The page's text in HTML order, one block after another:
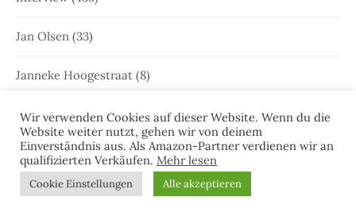
Jan Olsen (33)
Janneke Hoogestraat (8)
Jette Janssen(2)
Joost Kramer(22)
Juist(35)
Wir verwenden Cookies auf dieser Website. Wenn du die
Website weiter nutzt, gehen wir von deinem
Einverständnis aus. Als Amazon-Partner verdienen wir an
qualifizierten Verkäufen. Mehr lesen
Cookie Einstellungen Alle akzeptieren